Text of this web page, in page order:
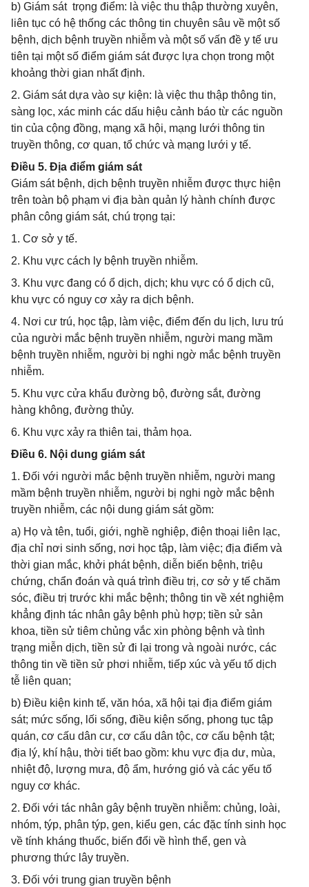
b) Giám sát trọng điểm: là việc thu thập thường xuyên,
liên tục có hệ thống các thông tin chuyên sâu về một số
bệnh, dịch bệnh truyền nhiễm và một số vấn đề y tế ưu
tiên tại một số điểm giám sát được lựa chọn trong một
khoảng thời gian nhất định.
2. Giám sát dựa vào sự kiện: là việc thu thập thông tin,
sàng lọc, xác minh các dấu hiệu cảnh báo từ các nguồn
tin của cộng đồng, mạng xã hội, mạng lưới thông tin
truyền thông, cơ quan, tổ chức và mạng lưới y tế.
Điều 5. Địa điểm giám sát
Giám sát bệnh, dịch bệnh truyền nhiễm được thực hiện
trên toàn bộ phạm vi địa bàn quản lý hành chính được
phân công giám sát, chú trọng tại:
1. Cơ sở y tế.
2. Khu vực cách ly bệnh truyền nhiễm.
3. Khu vực đang có ổ dịch, dịch; khu vực có ổ dịch cũ,
khu vực có nguy cơ xảy ra dịch bệnh.
4. Nơi cư trú, học tập, làm việc, điểm đến du lịch, lưu trú
của người mắc bệnh truyền nhiễm, người mang mầm
bệnh truyền nhiễm, người bị nghi ngờ mắc bệnh truyền
nhiễm.
5. Khu vực cửa khẩu đường bộ, đường sắt, đường
hàng không, đường thủy.
6. Khu vực xảy ra thiên tai, thảm họa.
Điều 6. Nội dung giám sát
1. Đối với người mắc bệnh truyền nhiễm, người mang
mầm bệnh truyền nhiễm, người bị nghi ngờ mắc bệnh
truyền nhiễm, các nội dung giám sát gồm:
a) Họ và tên, tuổi, giới, nghề nghiệp, điện thoại liên lạc,
địa chỉ nơi sinh sống, nơi học tập, làm việc; địa điểm và
thời gian mắc, khởi phát bệnh, diễn biến bệnh, triệu
chứng, chẩn đoán và quá trình điều trị, cơ sở y tế chăm
sóc, điều trị trước khi mắc bệnh; thông tin về xét nghiệm
khẳng định tác nhân gây bệnh phù hợp; tiền sử sản
khoa, tiền sử tiêm chủng vắc xin phòng bệnh và tình
trạng miễn dịch, tiền sử đi lại trong và ngoài nước, các
thông tin về tiền sử phơi nhiễm, tiếp xúc và yếu tố dịch
tễ liên quan;
b) Điều kiện kinh tế, văn hóa, xã hội tại địa điểm giám
sát; mức sống, lối sống, điều kiện sống, phong tục tập
quán, cơ cấu dân cư, cơ cấu dân tộc, cơ cấu bệnh tật;
địa lý, khí hậu, thời tiết bao gồm: khu vực địa dư, mùa,
nhiệt độ, lượng mưa, độ ẩm, hướng gió và các yếu tố
nguy cơ khác.
2. Đối với tác nhân gây bệnh truyền nhiễm: chủng, loài,
nhóm, týp, phân týp, gen, kiểu gen, các đặc tính sinh học
về tính kháng thuốc, biến đổi về hình thể, gen và
phương thức lây truyền.
3. Đối với trung gian truyền bệnh